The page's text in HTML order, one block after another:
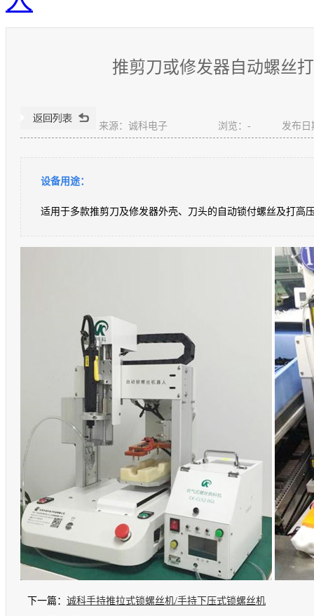
推剪刀或修发器自动螺丝
来源：诚科电子 浏览： - 发布日
设备用途：
适用于多款推剪刀及修发器外壳、刀头的自动锁付螺丝及打高
下一篇： 诚科手持推拉式锁螺丝机/手持下压式锁螺丝机